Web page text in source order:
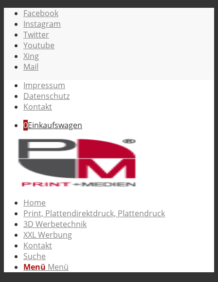
Facebook
Instagram
Twitter
Youtube
Xing
Mail
Impressum
Datenschutz
Kontakt
0Einkaufswagen
Home
Print, Plattendirektdruck, Plattendruck
3D Werbetechnik
XXL Werbung
Kontakt
Suche
Menü Menü